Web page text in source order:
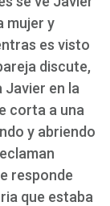
mujer y
es visto
discute,
Javier en la
corta a una
y abriendo
responde
que estaba